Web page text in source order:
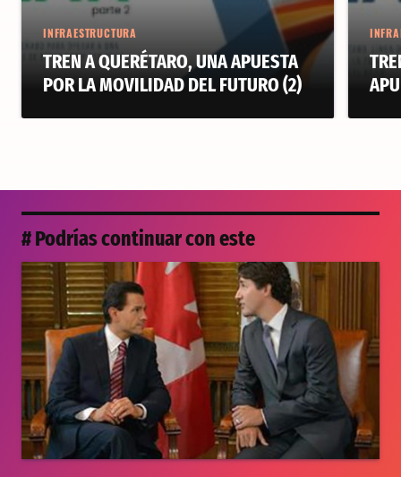
INFRAESTRUCTURA
TREN A QUERÉTARO, UNA APUESTA
POR LA MOVILIDAD DEL FUTURO (2)
# Podrías continuar con este